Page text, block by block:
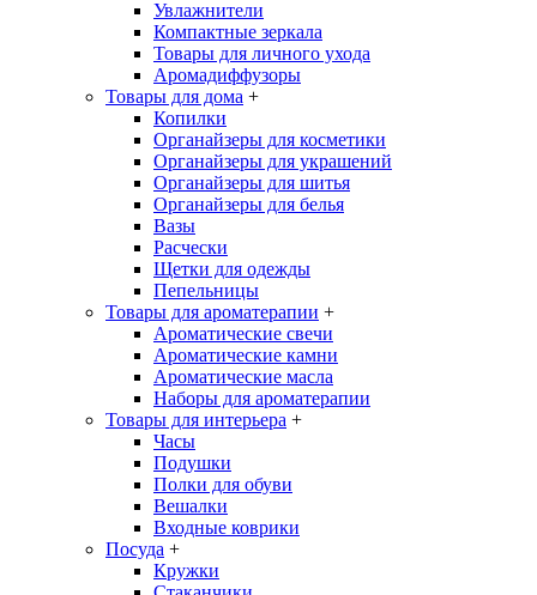
Увлажнители
Компактные зеркала
Товары для личного ухода
Аромадиффузоры
Товары для дома +
Копилки
Органайзеры для косметики
Органайзеры для украшений
Органайзеры для шитья
Органайзеры для белья
Вазы
Расчески
Щетки для одежды
Пепельницы
Товары для ароматерапии +
Ароматические свечи
Ароматические камни
Ароматические масла
Наборы для ароматерапии
Товары для интерьера +
Часы
Подушки
Полки для обуви
Вешалки
Входные коврики
Посуда +
Кружки